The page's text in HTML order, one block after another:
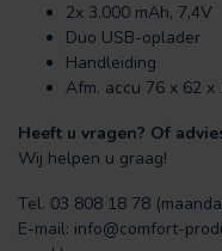
2x 3.000 mAh, 7,4V
Duo USB-oplader
Handleiding
Afm. accu 76 x 62 x
Heeft u vragen? Of
Wij helpen u graag!
Tel. 03 808 18 78
E-mail: info@comfort-